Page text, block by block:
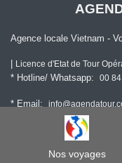
Agence locale Vietnam -
Licence d'Etat de Tour
* Hotline/ Whatsapp: 00 84
* Email:
* Siège au Vietnam:
Hòa, Hà Nội 100000, Viêt
Nos voyages